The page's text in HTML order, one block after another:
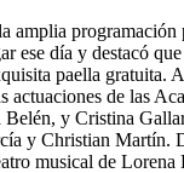
amplia programación
ese día y destacó
paella gratuita.
actuaciones de las
y Cristina
y Christian Martín.
musical de